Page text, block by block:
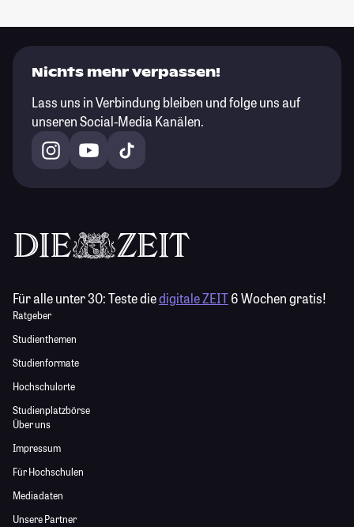
Nichts mehr verpassen!
Lass uns in Verbindung bleiben und folge uns auf
unseren Social-Media Kanälen.
Für alle unter 30:Teste diedigitale ZEIT6 Wochen gratis!
Ratgeber
Studienthemen
Studienformate
Hochschulorte
Studienplatzbörse
Über uns
Impressum
Für Hochschulen
Mediadaten
Unsere Partner